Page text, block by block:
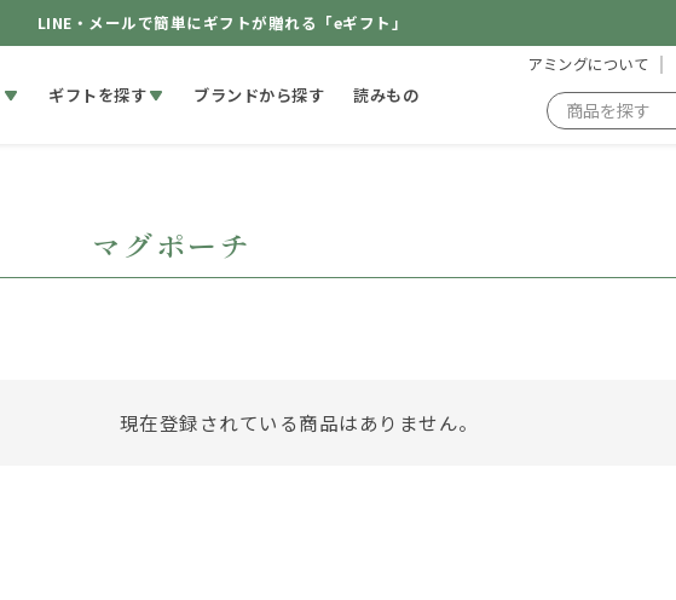
LINE・メールで簡単にギフトが贈れる「eギフト」
ギフトを探す ブランドから探す 読みもの
アミングについて
マグポーチ
現在登録されている商品はありません。